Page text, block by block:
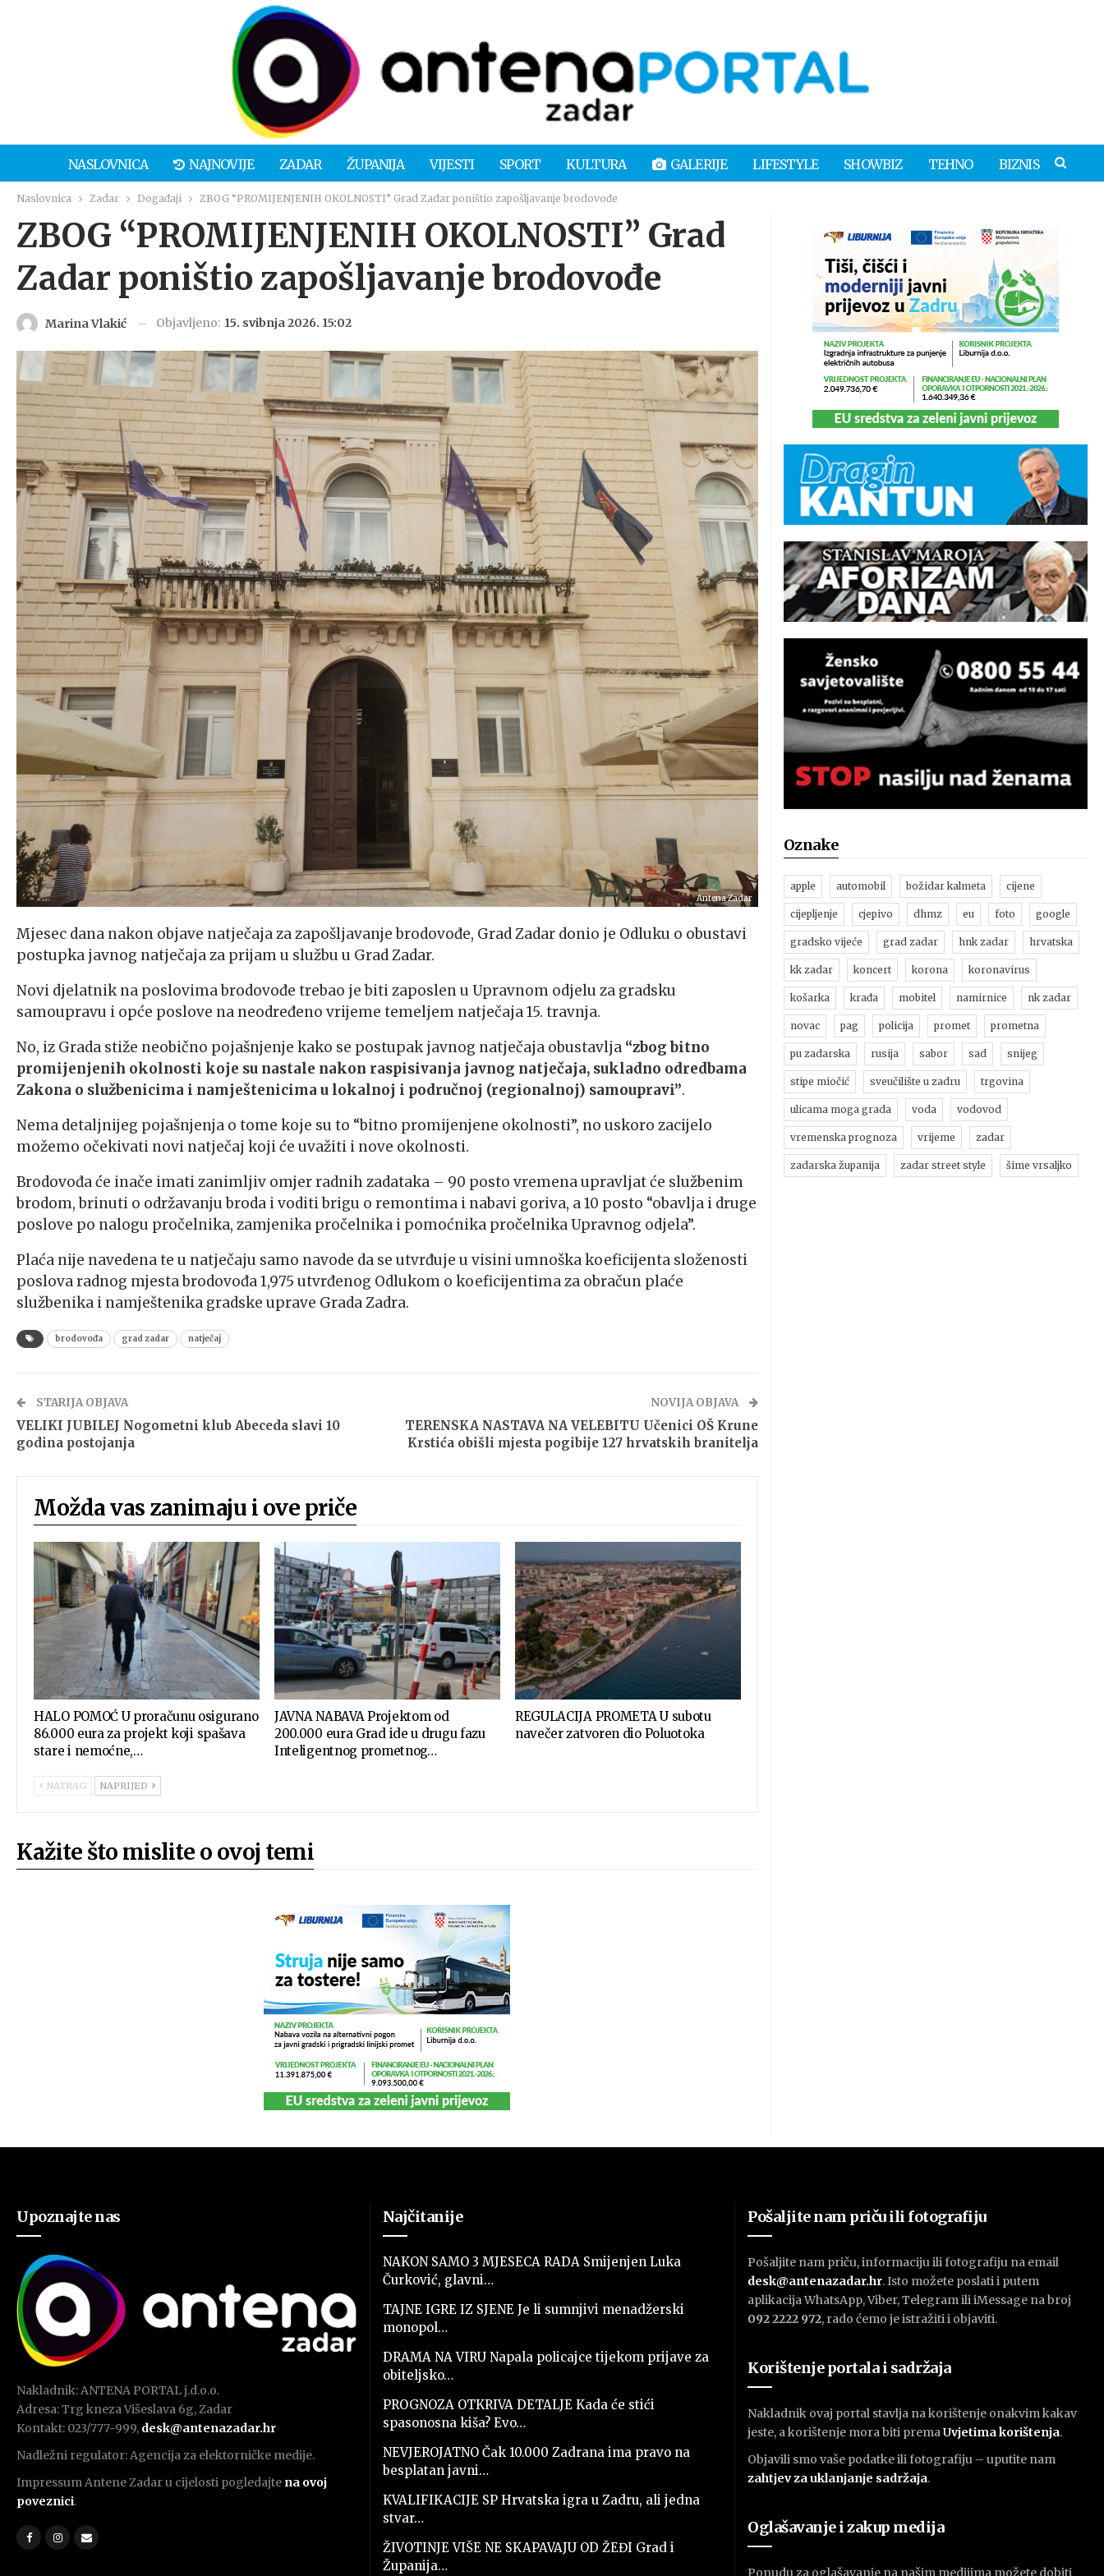
NASLOVNICA NAJNOVIJE ZADAR ŽUPANIJA VIJESTI SPORT KULTURA GALERIJE LIFESTYLE SHOWBIZ TEHNO BIZNIS
Naslovnica Zadar Događaji ZBOG “PROMIJENJENIH OKOLNOSTI” Grad Zadar poništio zapošljavanje brodovođe
ZBOG “PROMIJENJENIH OKOLNOSTI” Grad
Zadar poništio zapošljavanje brodovođe
Marina Vlakić Objavljeno: 15. svibnja 2026. 15:02
Antena Zadar
Mjesec dana nakon objave natječaja za zapošljavanje brodovođe, Grad Zadar donio je Odluku o obustavi
postupka javnog natječaja za prijam u službu u Grad Zadar.
Novi djelatnik na poslovima brodovođe trebao je biti zaposlen u Upravnom odjelu za gradsku
samoupravu i opće poslove na neodređeno vrijeme temeljem natječaja 15. travnja.
No, iz Grada stiže neobično pojašnjenje kako se postupak javnog natječaja obustavlja “zbog bitno
promijenjenih okolnosti koje su nastale nakon raspisivanja javnog natječaja, sukladno odredbama
Zakona o službenicima i namještenicima u lokalnoj i područnoj (regionalnoj) samoupravi”.
Nema detaljnijeg pojašnjenja o tome koje su to “bitno promijenjene okolnosti”, no uskoro zacijelo
možemo očekivati novi natječaj koji će uvažiti i nove okolnosti.
Brodovođa će inače imati zanimljiv omjer radnih zadataka – 90 posto vremena upravljat će službenim
brodom, brinuti o održavanju broda i voditi brigu o remontima i nabavi goriva, a 10 posto “obavlja i druge
poslove po nalogu pročelnika, zamjenika pročelnika i pomoćnika pročelnika Upravnog odjela”.
Plaća nije navedena te u natječaju samo navode da se utvrđuje u visini umnoška koeficijenta složenosti
poslova radnog mjesta brodovođa 1,975 utvrđenog Odlukom o koeficijentima za obračun plaće
službenika i namještenika gradske uprave Grada Zadra.
brodovođa grad zadar natječaj
STARIJA OBJAVA
VELIKI JUBILEJ Nogometni klub Abeceda slavi 10
godina postojanja
NOVIJA OBJAVA
TERENSKA NASTAVA NA VELEBITU Učenici OŠ Krune
Krstića obišli mjesta pogibije 127 hrvatskih branitelja
Možda vas zanimaju i ove priče
HALO POMOĆ U proračunu osigurano
86.000 eura za projekt koji spašava
stare i nemoćne,…
JAVNA NABAVA Projektom od
200.000 eura Grad ide u drugu fazu
Inteligentnog prometnog…
REGULACIJA PROMETA U subotu
navečer zatvoren dio Poluotoka
NATRAG NAPRIJED
Kažite što mislite o ovoj temi
Oznake
apple automobil božidar kalmeta cijene
cijepljenje cjepivo dhmz eu foto google
gradsko vijeće grad zadar hnk zadar hrvatska
kk zadar koncert korona koronavirus
košarka krađa mobitel namirnice nk zadar
novac pag policija promet prometna
pu zadarska rusija sabor sad snijeg
stipe miočić sveučilište u zadru trgovina
ulicama moga grada voda vodovod
vremenska prognoza vrijeme zadar
zadarska županija zadar street style šime vrsaljko
Upoznajte nas
Nakladnik: ANTENA PORTAL j.d.o.o.
Adresa: Trg kneza Višeslava 6g, Zadar
Kontakt: 023/777-999, desk@antenazadar.hr
Nadležni regulator: Agencija za elektorničke medije.
Impressum Antene Zadar u cijelosti pogledajte na ovoj
poveznici.
Najčitanije
NAKON SAMO 3 MJESECA RADA Smijenjen Luka
Čurković, glavni…
TAJNE IGRE IZ SJENE Je li sumnjivi menadžerski
monopol…
DRAMA NA VIRU Napala policajce tijekom prijave za
obiteljsko…
PROGNOZA OTKRIVA DETALJE Kada će stići
spasonosna kiša? Evo…
NEVJEROJATNO Čak 10.000 Zadrana ima pravo na
besplatan javni…
KVALIFIKACIJE SP Hrvatska igra u Zadru, ali jedna
stvar…
ŽIVOTINJE VIŠE NE SKAPAVAJU OD ŽEĐI Grad i
Županija…
Pošaljite nam priču ili fotografiju
Pošaljite nam priču, informaciju ili fotografiju na email
desk@antenazadar.hr. Isto možete poslati i putem
aplikacija WhatsApp, Viber, Telegram ili iMessage na broj
092 2222 972, rado ćemo je istražiti i objaviti.
Korištenje portala i sadržaja
Nakladnik ovaj portal stavlja na korištenje onakvim kakav
jeste, a korištenje mora biti premaUvjetima korištenja.
Objavili smo vaše podatke ili fotografiju – uputite nam
zahtjev za uklanjanje sadržaja.
Oglašavanje i zakup medija
Ponudu za oglašavanje na našim medijima možete dobiti